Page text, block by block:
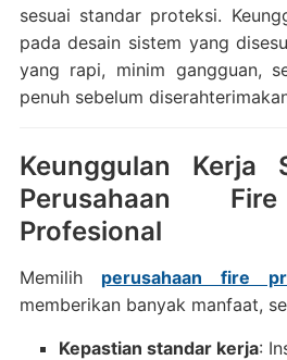
sesuai standar proteksi.
pada desain sistem yang
yang rapi, minim gangguan,
penuh sebelum
Keunggulan Kerja
Perusahaan
Profesional
Memilih perusahaan fire
memberikan banyak manfaat,
Kepastian standar kerja: